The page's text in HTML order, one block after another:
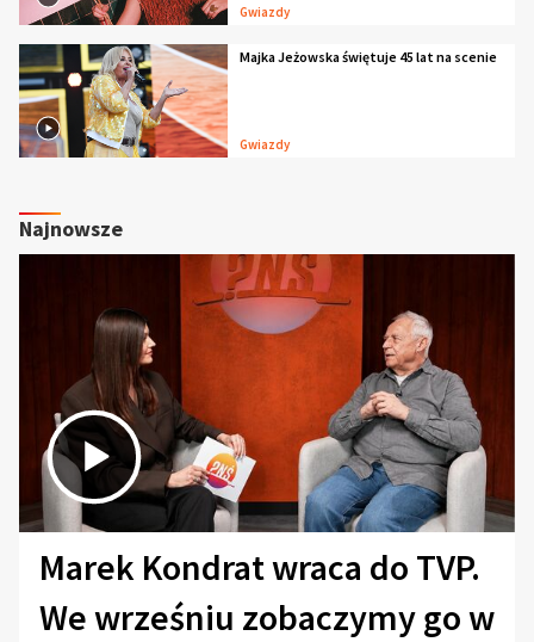
Gwiazdy
Majka Jeżowska świętuje 45 lat na scenie
Gwiazdy
Najnowsze
Marek Kondrat wraca do TVP.
We wrześniu zobaczymy go w